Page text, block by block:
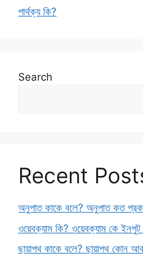
পার্থক্য কি?
Search
Recent
অনুপাত কাকে বলে? অনুপাত কত
ওয়েবক্যাম কি? ওয়েবক্যাম কে
ছায়াপথ কাকে বলে? ছায়াপথ কোন